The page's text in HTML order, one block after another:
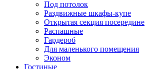
Под потолок
Раздвижные шкафы-купе
Открытая секция посередине
Распашные
Гардероб
Для маленького помещения
Эконом
Гостиные